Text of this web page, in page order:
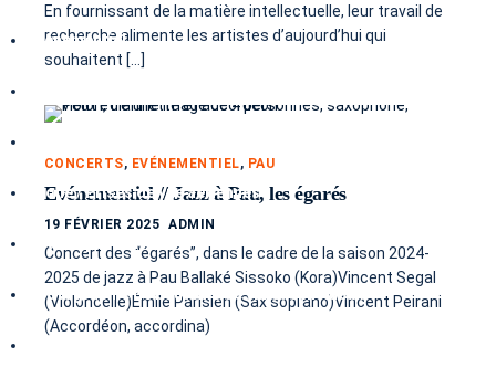
Evénementiel
Drone / Prises de vue aériennes
Auto / Sport auto
Photographie de bouteille de vin et spiritueux
En fournissant de la matière intellectuelle, leur travail de
recherche alimente les artistes d’aujourd’hui qui
souhaitent […]
CONCERTS, EVÉNEMENTIEL, PAU
Evénementiel // Jazz à Pau, les égarés
19 FÉVRIER 2025 ADMIN
Concert des “égarés”, dans le cadre de la saison 2024-
2025 de jazz à Pau Ballaké Sissoko (Kora)Vincent Segal
(Violoncelle)Émile Parisien (Sax soprano)Vincent Peirani
(Accordéon, accordina)